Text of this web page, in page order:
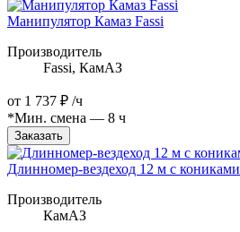
Манипулятор Камаз Fassi
Производитель
Fassi, КамАЗ
от 1 737 ₽ /ч
*Мин. смена — 8 ч
Заказать
Длинномер-вездеход 12 м с кониками
Производитель
КамАЗ